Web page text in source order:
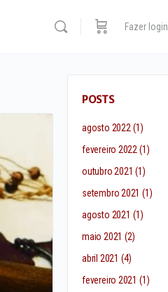
Fazer login
POSTS
agosto 2022 (1)
fevereiro 2022 (1)
outubro 2021 (1)
setembro 2021 (1)
agosto 2021 (1)
maio 2021 (2)
abril 2021 (4)
fevereiro 2021 (1)